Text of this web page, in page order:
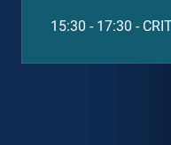
15:30 - 17:30 -